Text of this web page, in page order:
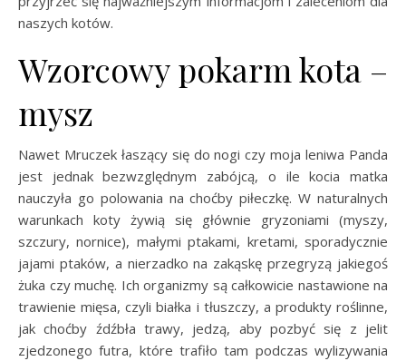
naszych kotów.
Wzorcowy pokarm kota –
mysz
Nawet Mruczek łaszący się do nogi czy moja leniwa Panda
jest jednak bezwzględnym zabójcą, o ile kocia matka
nauczyła go polowania na choćby piłeczkę. W naturalnych
warunkach koty żywią się głównie gryzoniami (myszy,
szczury, nornice), małymi ptakami, kretami, sporadycznie
jajami ptaków, a nierzadko na zakąskę przegryzą jakiegoś
żuka czy muchę. Ich organizmy są całkowicie nastawione na
trawienie mięsa, czyli białka i tłuszczy, a produkty roślinne,
jak choćby źdźbła trawy, jedzą, aby pozbyć się z jelit
zjedzonego futra, które trafiło tam podczas wylizywania